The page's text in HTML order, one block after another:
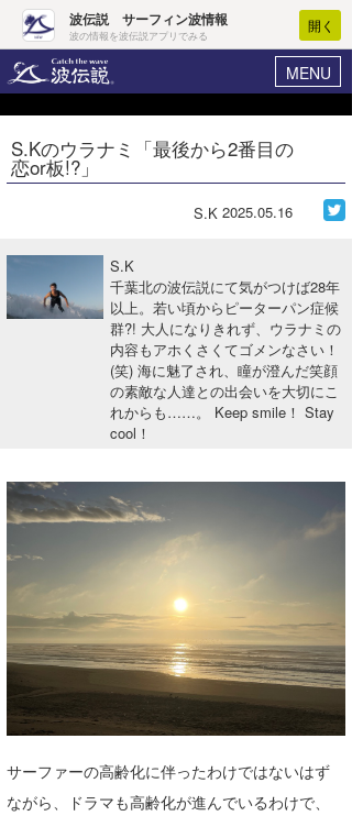
波伝説 サーフィン波情報
波の情報を波伝説アプリでみる
開く
MENU
ヘルプ マイホーム
ログイン
波情報･概況
WAVE HUNTER波予想ツール
サーフィンエリアガイド
今月のプレゼント
S.Kのウラナミ「最後から2番目の
恋or板!?」
S.K 2025.05.16
S.K
千葉北の波伝説にて気がつけば28年
以上。若い頃からピーターパン症候
群?! 大人になりきれず、ウラナミの
内容もアホくさくてゴメンなさい！
(笑) 海に魅了され、瞳が澄んだ笑顔
の素敵な人達との出会いを大切にこ
れからも……。 Keep smile！ Stay
cool！
サーファーの高齢化に伴ったわけではないはず
ながら、ドラマも高齢化が進んでいるわけで、
Core Surf Japan
アート＆エンタメ
ショップ情報
湘南
千葉南
大阪
四国
沖縄
お知らせ
VOTE!
サーファーズ